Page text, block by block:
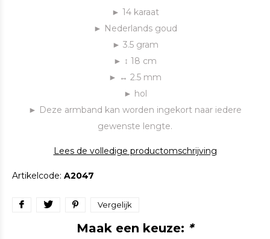
► 14 karaat
► Nederlands goud
► 3.5 gram
► ↕ 18 cm
► ↔ 2.5 mm
► hol
► Deze armband kan worden ingekort naar iedere
gewenste lengte.
Lees de volledige productomschrijving
Artikelcode: A2047
Vergelijk
Maak een keuze: *